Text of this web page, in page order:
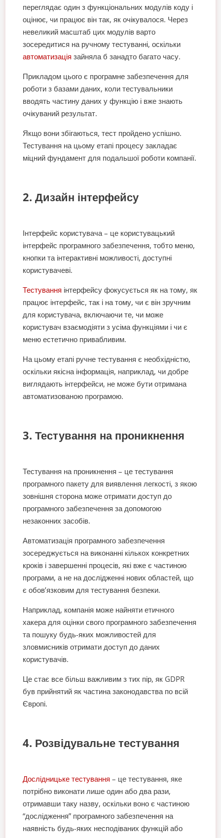
переглядає один з функціональних модулів коду і
оцінює, чи працює він так, як очікувалося. Через
невеликий масштаб цих модулів варто
зосередитися на ручному тестуванні, оскільки
автоматизація зайняла б занадто багато часу.
Прикладом цього є програмне забезпечення для
роботи з базами даних, коли тестувальники
вводять частину даних у функцію і вже знають
очікуваний результат.
Якщо вони збігаються, тест пройдено успішно.
Тестування на цьому етапі процесу закладає
міцний фундамент для подальшої роботи компанії.
2. Дизайн інтерфейсу
Інтерфейс користувача – це користувацький
інтерфейс програмного забезпечення, тобто меню,
кнопки та інтерактивні можливості, доступні
користувачеві.
Тестування інтерфейсу фокусується як на тому, як
працює інтерфейс, так і на тому, чи є він зручним
для користувача, включаючи те, чи може
користувач взаємодіяти з усіма функціями і чи є
меню естетично привабливим.
На цьому етапі ручне тестування є необхідністю,
оскільки якісна інформація, наприклад, чи добре
виглядають інтерфейси, не може бути отримана
автоматизованою програмою.
3. Тестування на проникнення
Тестування на проникнення – це тестування
програмного пакету для виявлення легкості, з якою
зовнішня сторона може отримати доступ до
програмного забезпечення за допомогою
незаконних засобів.
Автоматизація програмного забезпечення
зосереджується на виконанні кількох конкретних
кроків і завершенні процесів, які вже є частиною
програми, а не на дослідженні нових областей, що
є обов’язковим для тестування безпеки.
Наприклад, компанія може найняти етичного
хакера для оцінки свого програмного забезпечення
та пошуку будь-яких можливостей для
зловмисників отримати доступ до даних
користувачів.
Це стає все більш важливим з тих пір, як GDPR
був прийнятий як частина законодавства по всій
Європі.
4. Розвідувальне тестування
Дослідницьке тестування – це тестування, яке
потрібно виконати лише один або два рази,
отримавши таку назву, оскільки воно є частиною
“дослідження” програмного забезпечення на
наявність будь-яких несподіваних функцій або